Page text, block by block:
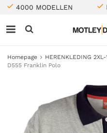
4000 MODELLEN
Homepage HERENKLEDING 2XL-
D555 Franklin Polo